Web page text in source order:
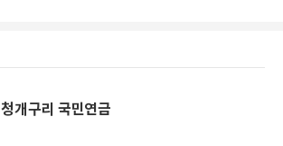
청개구리 국민연금